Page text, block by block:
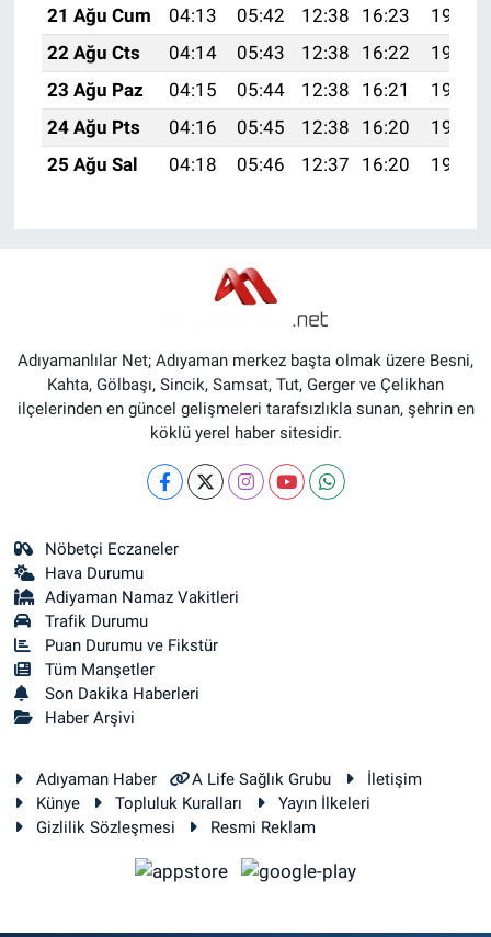
21 Ağu Cum
04:13 05:42 12:38 16:23
19:24
22 Ağu Cts
04:14 05:43 12:38 16:22
19:23
23 Ağu Paz
04:15 05:44 12:38 16:21
19:22
24 Ağu Pts
04:16 05:45 12:38 16:20
19:20
25 Ağu Sal
04:18 05:46 12:37 16:20 19:19
Adıyamanlılar Net; Adıyaman merkez başta olmak üzere Besni,
Kahta, Gölbaşı, Sincik, Samsat, Tut, Gerger ve Çelikhan
ilçelerinden en güncel gelişmeleri tarafsızlıkla sunan, şehrin en
köklü yerel haber sitesidir.
Nöbetçi Eczaneler
Hava Durumu
Adiyaman Namaz Vakitleri
Trafik Durumu
Puan Durumu ve Fikstür
Tüm Manşetler
Son Dakika Haberleri
Haber Arşivi
Adıyaman Haber A Life Sağlık Grubu
İletişim
Künye
Topluluk Kuralları
Yayın İlkeleri
Gizlilik Sözleşmesi
Resmi Reklam